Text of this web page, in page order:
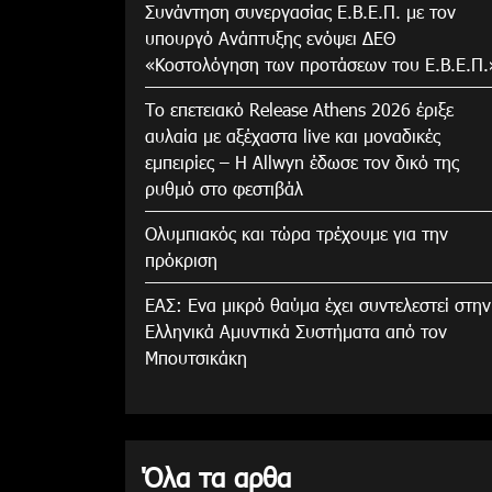
Συνάντηση συνεργασίας Ε.Β.Ε.Π. με τον
υπουργό Ανάπτυξης ενόψει ΔΕΘ
«Κοστολόγηση των προτάσεων του
Το επετειακό Release Athens 2026 έριξε
αυλαία με αξέχαστα live και μοναδικές
εμπειρίες – Η Allwyn έδωσε τον δικό της
ρυθμό στο φεστιβάλ
Ολυμπιακός και τώρα τρέχουμε για την
πρόκριση
ΕΑΣ: Ενα μικρό θαύμα έχει συντελεστεί στην
Ελληνικά Αμυντικά Συστήματα από τον
Μπουτσικάκη
Όλα τα αρθα